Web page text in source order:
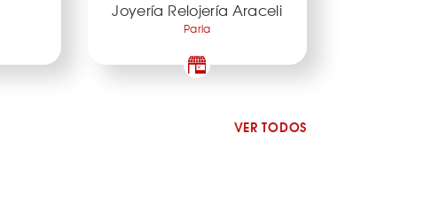
Joyería Relojería Araceli
Parla
VER TODOS